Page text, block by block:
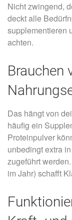
Nicht zwingend,
deckt alle
supplementieren
achten.
Brauchen
Das hängt von
häufig ein
Proteinpulver
unbedingt extra
zugeführt
im Jahr) schafft